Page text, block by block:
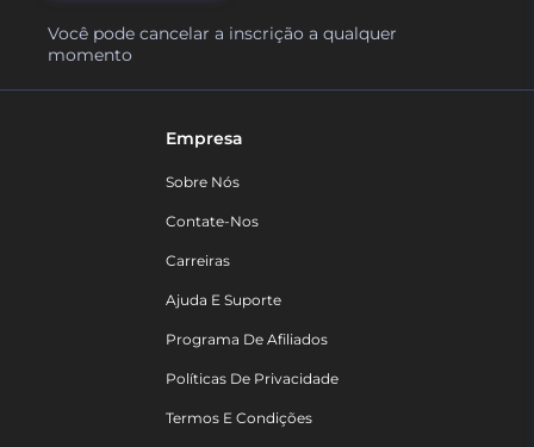
Você pode cancelar a inscrição a qualquer
momento
Empresa
Sobre Nós
Contate-Nos
Carreiras
Ajuda E Suporte
Programa De Afiliados
Políticas De Privacidade
Termos E Condições